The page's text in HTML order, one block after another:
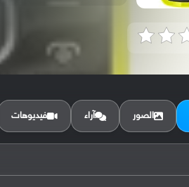
الصور آراء فيديوهات